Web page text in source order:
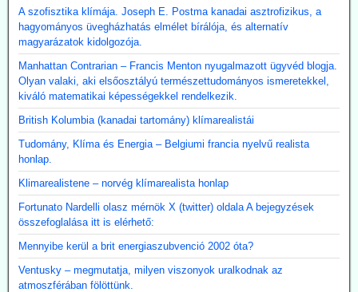
A szofisztika klímája. Joseph E. Postma kanadai asztrofizikus, a
hagyományos üvegházhatás elmélet bírálója, és alternatív
magyarázatok kidolgozója.
Manhattan Contrarian – Francis Menton nyugalmazott ügyvéd blogja.
Olyan valaki, aki elsőosztályú természettudományos ismeretekkel,
kiváló matematikai képességekkel rendelkezik.
British Kolumbia (kanadai tartomány) klímarealistái
Tudomány, Klíma és Energia – Belgiumi francia nyelvű realista
honlap.
Klimarealistene – norvég klímarealista honlap
Fortunato Nardelli olasz mérnök X (twitter) oldala A bejegyzések
összefoglalása itt is elérhető:
Mennyibe kerül a brit energiaszubvenció 2002 óta?
Ventusky – megmutatja, milyen viszonyok uralkodnak az
atmoszférában fölöttünk.